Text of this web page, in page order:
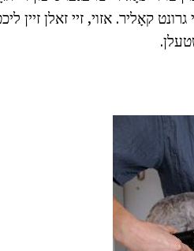
קאָליר. אזוי, זיי זאלן זיין